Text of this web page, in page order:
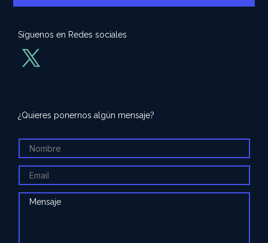
Síguenos en Redes sociales
¿Quieres ponernos algún mensaje?